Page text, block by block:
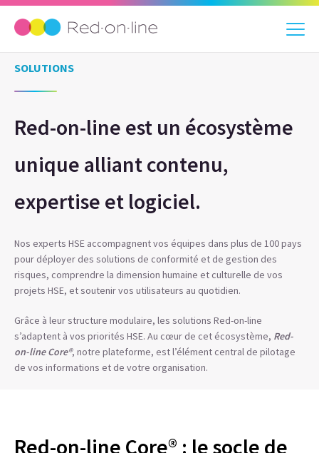
SOLUTIONS
Red-on-line est un écosystème
unique alliant contenu,
expertise et logiciel.
Nos experts HSE accompagnent vos équipes dans plus de 100 pays
pour déployer des solutions de conformité et de gestion des
risques, comprendre la dimension humaine et culturelle de vos
projets HSE, et soutenir vos utilisateurs au quotidien.
Grâce à leur structure modulaire, les solutions Red-on-line
s’adaptent à vos priorités HSE. Au cœur de cet écosystème, Red-
on-line Core®, notre plateforme, est l’élément central de pilotage
de vos informations et de votre organisation.
Red-on-line Core® : le socle de